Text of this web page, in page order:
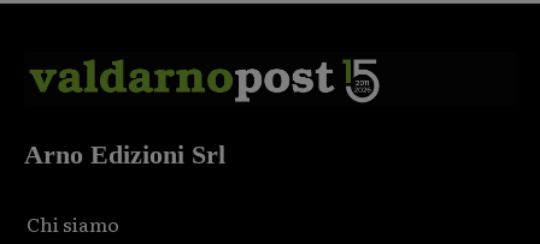
Arno Edizioni Srl
Chi siamo